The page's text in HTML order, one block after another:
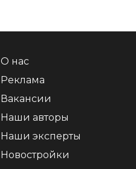
О нас
Реклама
Вакансии
Наши авторы
Наши эксперты
Новостройки